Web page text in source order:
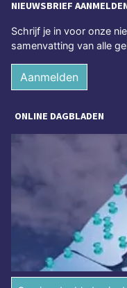
NIEUWSBRIEF
Schrijf je in voor onze
samenvatting van alle
Aanmelden
ONLINE DAGBLADEN